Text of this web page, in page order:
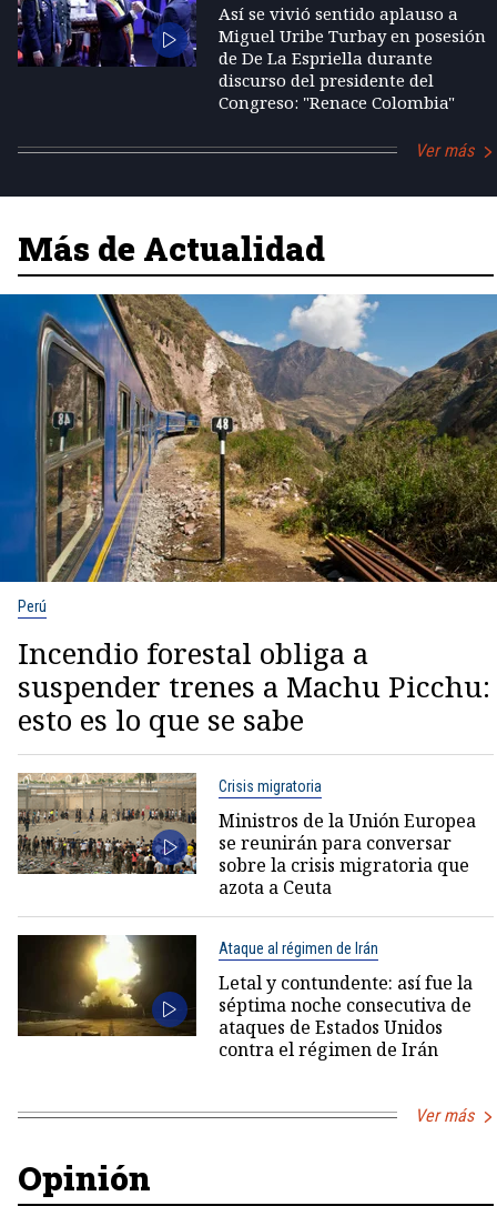
Así se vivió sentido aplauso a
Miguel Uribe Turbay en posesión
de De La Espriella durante
discurso del presidente del
Congreso: "Renace Colombia"
Ver más
Más de Actualidad
Perú
Incendio forestal obliga a
suspender trenes a Machu Picchu:
esto es lo que se sabe
Crisis migratoria
Ministros de la Unión Europea
se reunirán para conversar
sobre la crisis migratoria que
azota a Ceuta
Ataque al régimen de Irán
Letal y contundente: así fue la
séptima noche consecutiva de
ataques de Estados Unidos
contra el régimen de Irán
Ver más
Opinión